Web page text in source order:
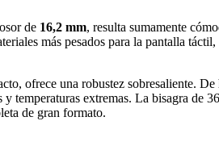
de 16,2 mm, resulta sumamente
más pesados para la pantalla
ofrece una robustez sobresaliente.
temperaturas extremas. La bisagra de
de gran formato.